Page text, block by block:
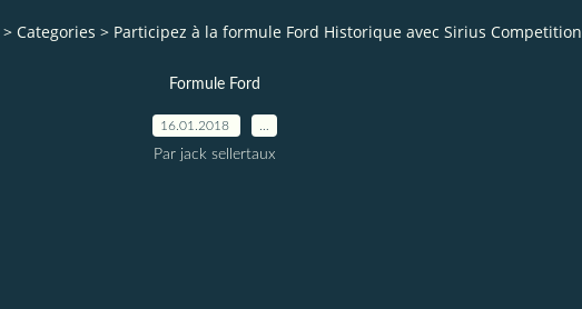
> Categories > Participez à la formule Ford Historique avec Sirius Competition
Formule Ford
16.01.2018
Par jack sellertaux